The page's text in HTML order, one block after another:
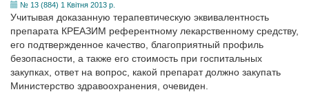
№ 13 (884) 1 Квітня 2013 р.
Учитывая доказанную терапевтическую эквивалентность
препарата КРЕАЗИМ референтному лекарственному средству,
его подтвержденное качество, благоприятный профиль
безопасности, а также его стоимость при госпитальных
закупках, ответ на вопрос, какой препарат должно закупать
Министерство здравоохранения, очевиден.